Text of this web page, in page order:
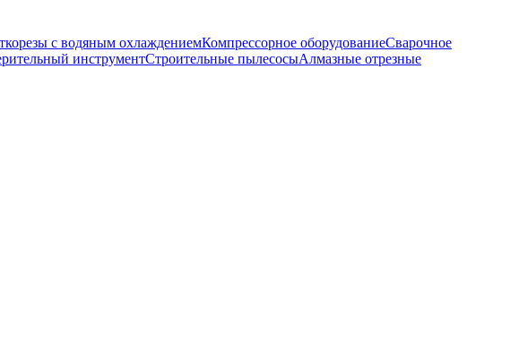
с водяным охлаждениемКомпрессорное оборудованиеСварочное
инструментСтроительные пылесосыАлмазные отрезные